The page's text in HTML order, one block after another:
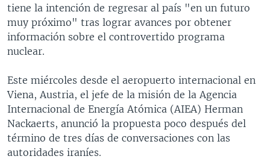
PERÚ
ECUADOR
VENEZUELA
BRASIL
GUATEMALA
HONDURAS
NICARAGUA
LIBERTAD DE PRENSA
MUNDO
ECONOMÍA
ENTRETENIMIENTO Y CULTURA
TECNOLOGÍA
DEPORTES
CIENCIA Y SALUD
LIBERTAD DE PRENSA
UCRANIA
MULTIMEDIA
VIDEOS
FOTOGRAFÍA
AUDIOS
PROGRAMAS TV
EL MUNDO AL DÍA
FORO INTERAMERICANO
VISIÓN 360
RADIO
AVANCE INFORMATIVO
AUDIONOTICIAS
DIRECT
DOCUMENTALES DE LA VOA
tiene la intención de regresar al país "en un futuro
muy próximo" tras lograr avances por obtener
información sobre el controvertido programa
nuclear.
Este miércoles desde el aeropuerto internacional en
Viena, Austria, el jefe de la misión de la Agencia
Internacional de Energía Atómica (AIEA) Herman
Nackaerts, anunció la propuesta poco después del
término de tres días de conversaciones con las
autoridades iraníes.